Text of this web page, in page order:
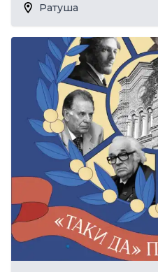
Ратуша